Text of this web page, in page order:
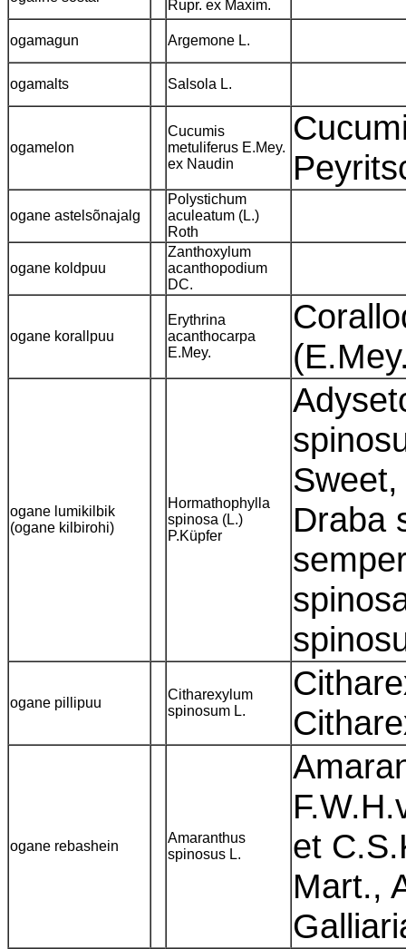
Rupr. ex Maxim.
ogamagun Argemone L.
ogamalts Salsola L.
ogamelon
Cucumis
metuliferus E.Mey.
ex Naudin
ogane astelsõnajalg
Polystichum
aculeatum (L.)
Roth
ogane koldpuu
Zanthoxylum
acanthopodium
DC.
ogane korallpuu
Erythrina
acanthocarpa
E.Mey.
ogane lumikilbik
(ogane kilbirohi)
Hormathophylla
spinosa (L.)
P.Küpfer
Draba
ogane pillipuu
Citharexylum
spinosum L.
ogane rebashein
Amaranthus
spinosus L.
et
Mart.,